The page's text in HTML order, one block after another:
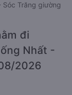
Sóc Trăng giường
đi
Nhất -
2026